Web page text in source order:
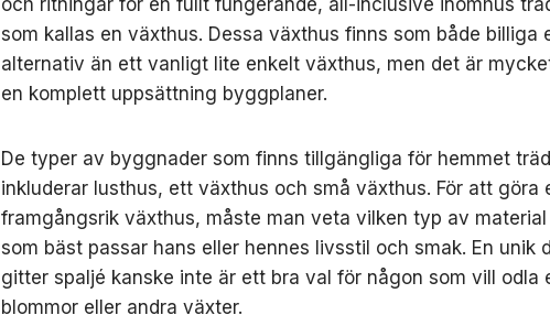
och ritningar för en fullt fungerande, all-inclusive inomhus
som kallas en växthus. Dessa växthus finns som både billiga
alternativ än ett vanligt lite enkelt växthus, men det är
en komplett uppsättning byggplaner.
De typer av byggnader som finns tillgängliga för hemmet
inkluderar lusthus, ett växthus och små växthus. För att göra
framgångsrik växthus, måste man veta vilken typ av
som bäst passar hans eller hennes livsstil och smak. En unik
gitter spaljé kanske inte är ett bra val för någon som vill odla
blommor eller andra växter.